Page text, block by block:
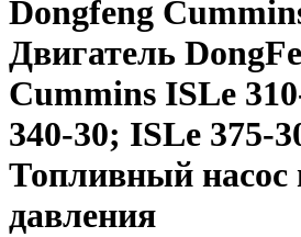
Dongfeng
Двигатель
Cummins ISLe
340-30; ISLe 375-
Топливный насос
давления